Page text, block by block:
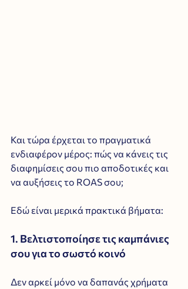
Και τώρα έρχεται το πραγματικά
ενδιαφέρον μέρος: πώς να κάνεις τις
διαφημίσεις σου πιο αποδοτικές και
να αυξήσεις το ROAS σου;
Εδώ είναι μερικά πρακτικά βήματα:
1. Βελτιστοποίησε τις καμπάνιες
σου για το σωστό κοινό
Δεν αρκεί μόνο να δαπανάς χρήματα